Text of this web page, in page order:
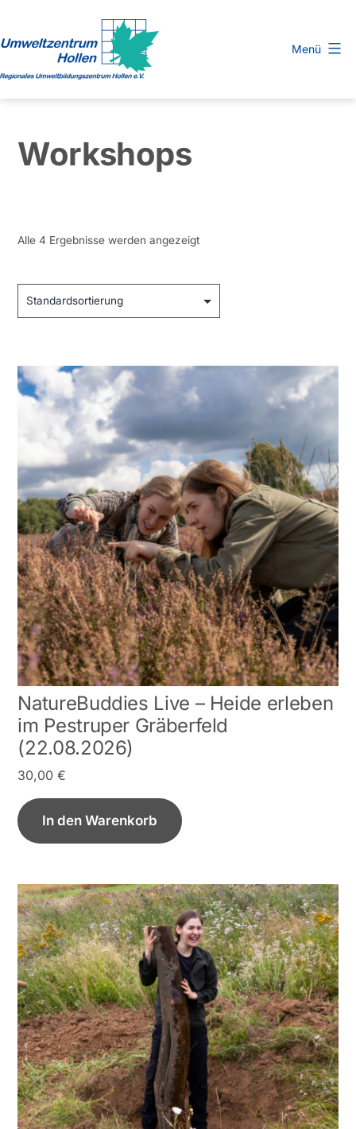
springen
Menü
Workshops
Alle 4 Ergebnisse werden angezeigt
NatureBuddies Live – Heide erleben
im Pestruper Gräberfeld
(22.08.2026)
30,00€
In den Warenkorb